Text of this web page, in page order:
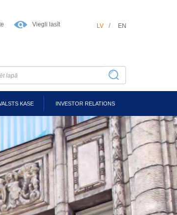
Viegli lasīt LV EN
KASE INVESTOR RELATIONS